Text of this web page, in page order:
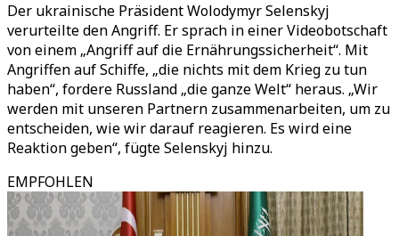
Der ukrainische Präsident Wolodymyr Selenskyj
verurteilte den Angriff. Er sprach in einer Videobotschaft
von einem „Angriff auf die Ernährungssicherheit“. Mit
Angriffen auf Schiffe, „die nichts mit dem Krieg zu tun
haben“, fordere Russland „die ganze Welt“ heraus. „Wir
werden mit unseren Partnern zusammenarbeiten, um zu
entscheiden, wie wir darauf reagieren. Es wird eine
Reaktion geben“, fügte Selenskyj hinzu.
EMPFOHLEN